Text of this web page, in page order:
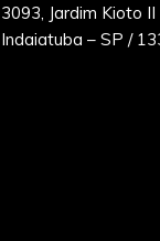
3093, Jardim Kioto II
Indaiatuba – SP /